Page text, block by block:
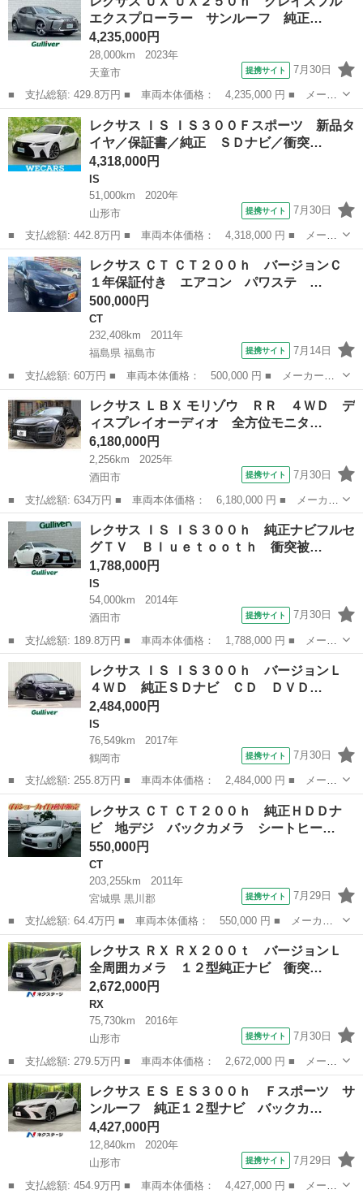
０ Ｆスポーツ 純正メモリナビ／全周囲モニター／ＥＴＣ／ＢＳＭ
／衝突被害...
エクスプローラー サンルーフ 純正…
4,235,000円
28,000km
2023年
天童市
提携サイト 7月30日
■ 支払総額: 429.8万円 ■ 車両本体価格： 4,235,000 円 ■ メーカ
ー名： レクサス ■ 車種名： ＵＸ ■ グレード名： ＵＸ２５０
ｈ グレイスフル エクスプローラー サンルーフ 純正ナビ フル
セグ 全...
山形 天童市 レクサス
レクサス ＩＳ ＩＳ３００Ｆスポーツ 新品タ
イヤ／保証書／純正 ＳＤナビ／衝突…
4,318,000円
IS
51,000km
2020年
山形市
提携サイト 7月30日
■ 支払総額: 442.8万円 ■ 車両本体価格： 4,318,000 円 ■ メーカ
ー名： レクサス ■ 車種名： ＩＳ ■ グレード名： ＩＳ３００
Ｆスポーツ 新品タイヤ／保証書／純正 ＳＤナビ／衝突安全装置／
シートヒ...
山形 山形市 IS
レクサス ＣＴ ＣＴ２００ｈ バージョンＣ
１年保証付き エアコン パワステ …
500,000円
CT
232,408km
2011年
福島県 福島市
提携サイト 7月14日
■ 支払総額: 60万円 ■ 車両本体価格： 500,000 円 ■ メーカー
名： レクサス ■ 車種名： ＣＴ ■ グレード名： ＣＴ２００
ｈ バージョンＣ １年保証付き エアコン パワステ 盗難防止装
置 オートクルーズ...
福島 福島市 CT
レクサス ＬＢＸ モリゾウ ＲＲ ４ＷＤ デ
ィスプレイオーディオ 全方位モニタ…
6,180,000円
2,256km
2025年
酒田市
提携サイト 7月30日
■ 支払総額: 634万円 ■ 車両本体価格： 6,180,000 円 ■ メーカー
名： レクサス ■ 車種名： ＬＢＸ ■ グレード名： モリゾウ
ＲＲ ４ＷＤ ディスプレイオーディオ 全方位モニター ワイヤレ
ス充電 パ...
山形 酒田市 レクサス
レクサス ＩＳ ＩＳ３００ｈ 純正ナビフルセ
グＴＶ Ｂｌｕｅｔｏｏｔｈ 衝突被…
1,788,000円
IS
54,000km
2014年
酒田市
提携サイト 7月30日
■ 支払総額: 189.8万円 ■ 車両本体価格： 1,788,000 円 ■ メーカ
ー名： レクサス ■ 車種名： ＩＳ ■ グレード名： ＩＳ３００
ｈ 純正ナビフルセグＴＶ Ｂｌｕｅｔｏｏｔｈ 衝突被害軽減ブレ
ーキ コ...
山形 酒田市 IS
レクサス ＩＳ ＩＳ３００ｈ バージョンＬ
４ＷＤ 純正ＳＤナビ ＣＤ ＤＶＤ…
2,484,000円
IS
76,549km
2017年
鶴岡市
提携サイト 7月30日
■ 支払総額: 255.8万円 ■ 車両本体価格： 2,484,000 円 ■ メーカ
ー名： レクサス ■ 車種名： ＩＳ ■ グレード名： ＩＳ３００
ｈ バージョンＬ ４ＷＤ 純正ＳＤナビ ＣＤ ＤＶＤ ＢＤ Ｂ
Ｔ フル...
山形 鶴岡市 IS
レクサス ＣＴ ＣＴ２００ｈ 純正ＨＤＤナ
ビ 地デジ バックカメラ シートヒー…
550,000円
CT
203,255km
2011年
宮城県 黒川郡
提携サイト 7月29日
■ 支払総額: 64.4万円 ■ 車両本体価格： 550,000 円 ■ メーカー
名： レクサス ■ 車種名： ＣＴ ■ グレード名： ＣＴ２００
ｈ 純正ＨＤＤナビ 地デジ バックカメラ シートヒーター ＥＴ
Ｃ 車検１０年...
宮城 黒川郡 CT
レクサス ＲＸ ＲＸ２００ｔ バージョンＬ
全周囲カメラ １２型純正ナビ 衝突…
2,672,000円
RX
75,730km
2016年
山形市
提携サイト 7月30日
■ 支払総額: 279.5万円 ■ 車両本体価格： 2,672,000 円 ■ メーカ
ー名： レクサス ■ 車種名： ＲＸ ■ グレード名： ＲＸ２００
ｔ バージョンＬ 全周囲カメラ １２型純正ナビ 衝突被害軽減シ
ステム ...
山形 山形市 RX
レクサス ＥＳ ＥＳ３００ｈ Ｆスポーツ サ
ンルーフ 純正１２型ナビ バックカ…
4,427,000円
12,840km
2020年
山形市
提携サイト 7月29日
■ 支払総額: 454.9万円 ■ 車両本体価格： 4,427,000 円 ■ メーカ